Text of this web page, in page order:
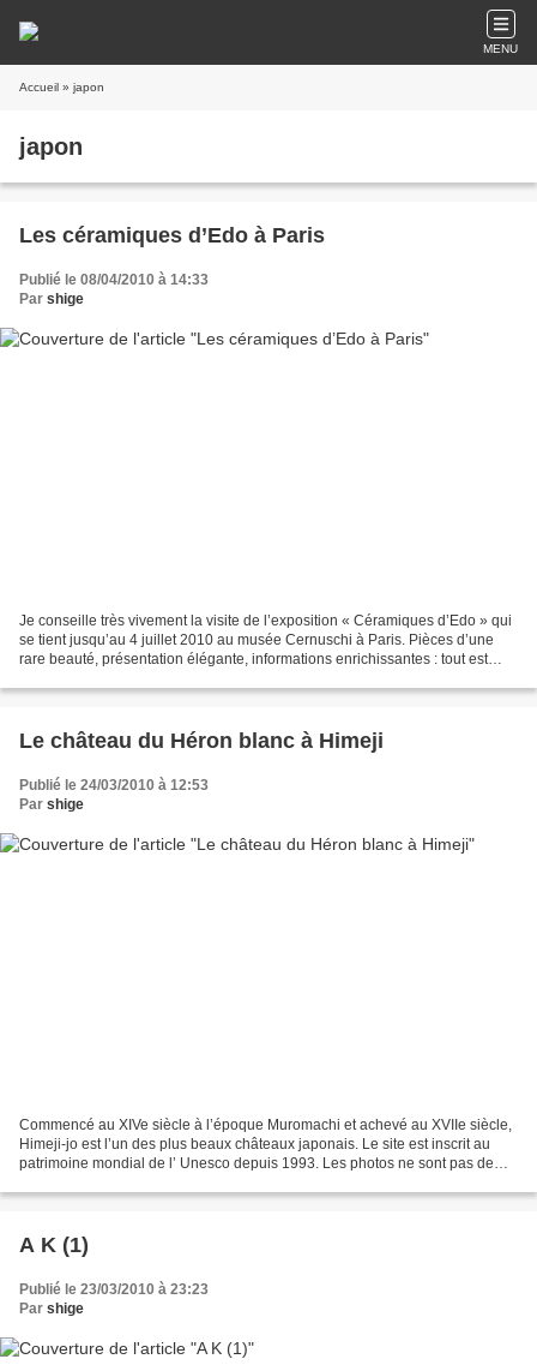
MENU
Accueil » japon
japon
Les céramiques d’Edo à Paris
Publié le 08/04/2010 à 14:33
Par shige
Je conseille très vivement la visite de l’exposition « Céramiques d’Edo » qui
se tient jusqu’au 4 juillet 2010 au musée Cernuschi à Paris. Pièces d’une
rare beauté, présentation élégante, informations enrichissantes : tout est
Le château du Héron blanc à Himeji
Publié le 24/03/2010 à 12:53
Par shige
Commencé au XIVe siècle à l’époque Muromachi et achevé au XVIIe siècle,
Himeji-jo est l’un des plus beaux châteaux japonais. Le site est inscrit au
patrimoine mondial de l’ Unesco depuis 1993. Les photos ne sont pas de
A K (1)
Publié le 23/03/2010 à 23:23
Par shige